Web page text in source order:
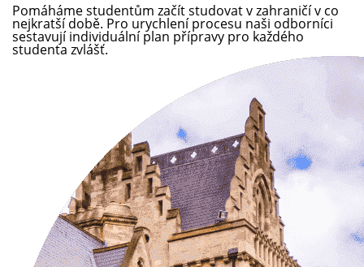
Pomáháme studentům začít studovat v zahraničí v co
nejkratší době. Pro urychlení procesu naši odborníci
sestavují individuální plan přípravy pro každého
studenta zvlášť.